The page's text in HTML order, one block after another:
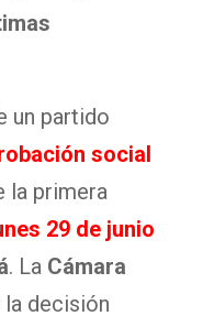
un partido
social
la primera
29 de junio
. La Cámara
la decisión